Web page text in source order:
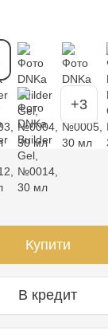
+3
Купити
В кредит